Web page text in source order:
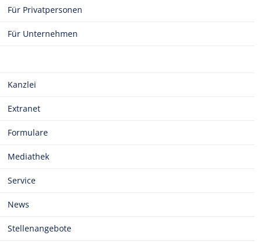
Für Privatpersonen
Für Unternehmen
Kanzlei
Extranet
Formulare
Mediathek
Service
News
Stellenangebote